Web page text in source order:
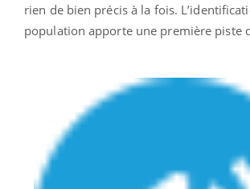
rien de bien précis à la fois.
population apporte une première piste